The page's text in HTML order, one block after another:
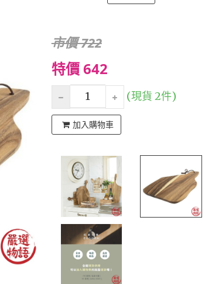
市價 722
特價 642
(現貨 2件)
加入購物車